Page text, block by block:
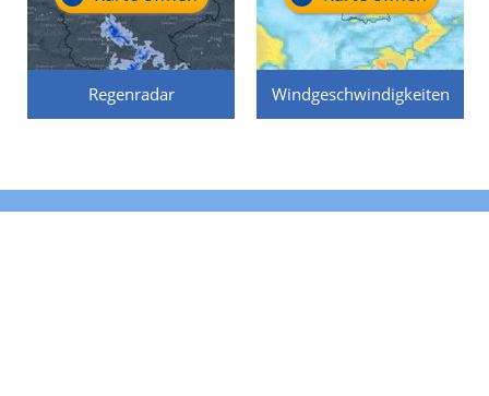
Regenradar Windgeschwindigkeiten